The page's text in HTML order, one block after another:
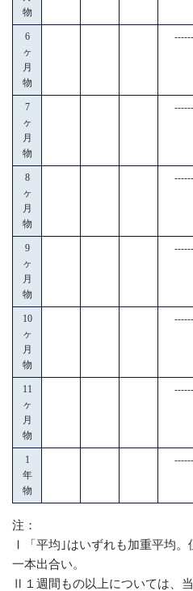
物
6
ヶ
月
物
------
7
ヶ
月
物
------
8
ヶ
月
物
------
9
ヶ
月
物
------
10
ヶ
月
物
------
11
ヶ
月
物
------
1
年
物
------
注：
Ⅰ「平均｣はいずれも加重平均
一本出合い。
Ⅱ１週間もの以上については、